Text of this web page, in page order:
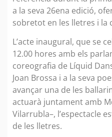
a la seva 26ena edició,
sobretot en les lletres i la
L’acte inaugural, que se
12.00 hores amb els
coreografia de Líquid
Joan Brossa i a la seva
avançar una de les
actuarà juntament amb
Vilarrubla–, l’espectacle
de les lletres.